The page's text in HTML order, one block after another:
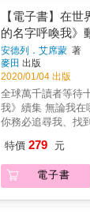
的人等全都是我
來的人生「畫稿」
Kanassi & 對自己
也有可能是重要的
個世界上也會有其
個人和人不太好接
這本讓我理解這種
時空。當眾人沉
不羈的米蘭達對拉
不僅與他針鋒相對
開。 不久，拉烏爾邀請她一起共進午餐，打算
為自己的唐突賠罪
不能，面對情感反
覺到兩人難以言喻
大利絕美的海灘，
非起點，也並非終
字呼喚我》作者安
自莎士比亞的《暴
一間「等候室」，
風情 ◎歷經《以你的名字呼喚我》中的刻骨愛
戀、《在世界的盡
念、《愛的變奏曲
《紳士的等待》體
成的愛情觀 ▍內容簡介 命運應允了我夜復一夜
的呼喚，我們才能在此相遇。
出衝動的選擇，也
陰&hellip;&hellip; 一群多年好友相約出遊，卻
因船隻故障，只好
的豪華旅館。某個
剎那間，痛苦奇蹟
拉烏爾與他們素未
個人的人生過往，
【電子書】在
的名字呼喚我》
安德列．艾席蒙 著
麥田 出版
2020/01/04 出版
全球萬千讀者等待十二年 《以你
我》續集 無論我在哪裡，無論過了多少年， 請
你務必追尋我、找到我。 ◎美國
動續集 ◎延續《愛的變奏曲》，叩問多樣的愛
情，跨越世代、年齡
重量級媒體《出版
特價 279 元
電子書